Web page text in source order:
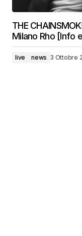
THE
Milano Rho [Info
live news 3 Ottobre